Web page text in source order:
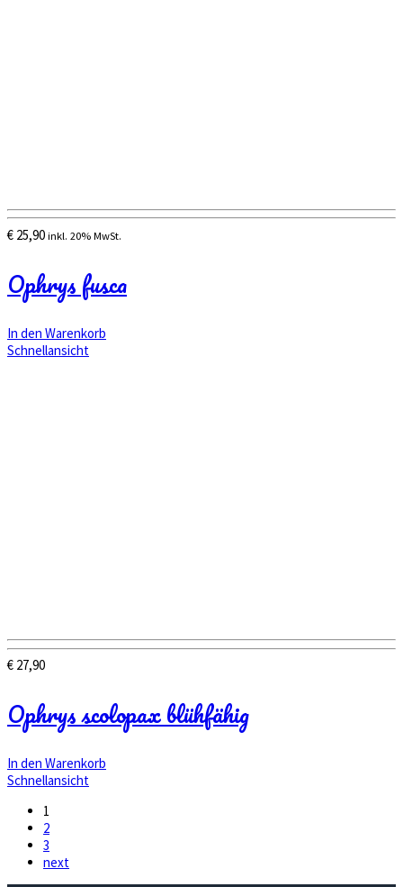
€ 25,90 inkl. 20% MwSt.
Ophrys fusca
In den Warenkorb
Schnellansicht
€ 27,90
Ophrys scolopax blühfähig
In den Warenkorb
Schnellansicht
1
2
3
next